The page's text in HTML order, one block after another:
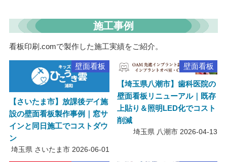
施工事例
看板印刷.comで製作した施工実績をご紹介。
壁面看板
【さいたま市】放課後デイ施
設の壁面看板製作事例｜窓サ
インと同日施工でコストダウ
ン
埼玉県 さいたま市 2026-06-01
壁面看板
【埼玉県八潮市】歯科医院の
壁面看板リニューアル｜既存
上貼り＆照明LED化でコスト
削減
埼玉県 八潮市 2026-04-13